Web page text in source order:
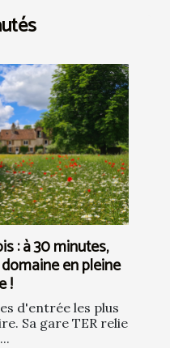
: à 30 minutes,
en pleine
!
d'entrée les plus
Sa gare TER relie